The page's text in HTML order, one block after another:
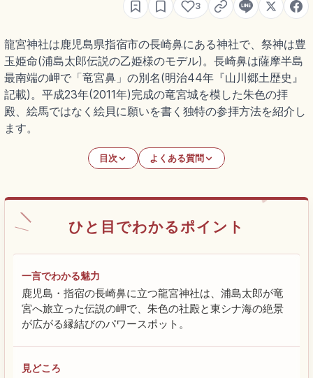
3
龍宮神社は鹿児島県指宿市の長崎鼻にある神社で、祭神は豊
玉姫命(浦島太郎伝説の乙姫様のモデル)。長崎鼻は薩摩半島
最南端の岬で「竜宮鼻」の別名(明治44年『山川郷土歴史』
記載)。平成23年(2011年)完成の竜宮城を模した朱色の拝
殿、絵馬ではなく絵貝に願いを書く独特の参拝方法を紹介し
ます。
目次 よくある質問
ひと目でわかるポイント
一言でわかる魅力
鹿児島・指宿の長崎鼻に立つ龍宮神社は、浦島太郎が竜
宮へ旅立った伝説の岬で、朱色の社殿と東シナ海の絶景
が広がる縁結びのパワースポット。
見どころ